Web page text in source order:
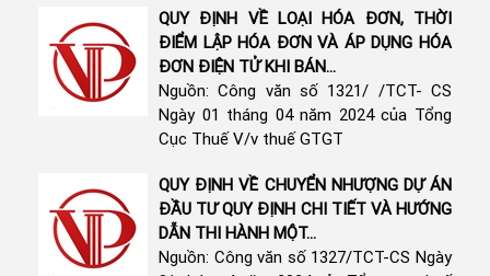
QUY ĐỊNH VỀ LOẠI HÓA ĐƠN, THỜI
ĐIỂM LẬP HÓA ĐƠN VÀ ÁP DỤNG HÓA
ĐƠN ĐIỆN TỬ KHI BÁN...
Nguồn: Công văn số 1321/ /TCT- CS
Ngày 01 tháng 04 năm 2024 của Tổng
Cục Thuế V/v thuế GTGT
QUY ĐỊNH VỀ CHUYỂN NHƯỢNG DỰ ÁN
ĐẦU TƯ QUY ĐỊNH CHI TIẾT VÀ HƯỚNG
DẪN THI HÀNH MỘT...
Nguồn: Công văn số 1327/TCT-CS Ngày